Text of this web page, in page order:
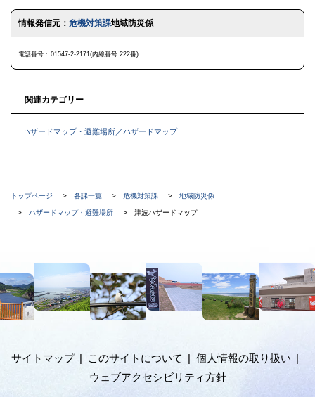
ト
戻
情報発信元： 危機対策課地域防災係
電話番号 01547-2-2171(内線番号:222番)
関連カテゴリー
ハザードマップ・避難場所／ハザードマップ
現
在
の
階
層
トップページ 各課一覧 危機対策課 地域防災係
ハザードマップ・避難場所 津波ハザードマップ
文
へ
メ
サイトマップ このサイトについて
個人情報の取り扱い
ウェブアクセシビリティ方針